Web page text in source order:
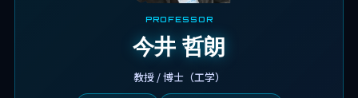
PROFESSOR
今井 哲朗
教授 / 博士（工学）